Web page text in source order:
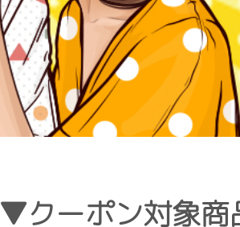
▼クーポン対象